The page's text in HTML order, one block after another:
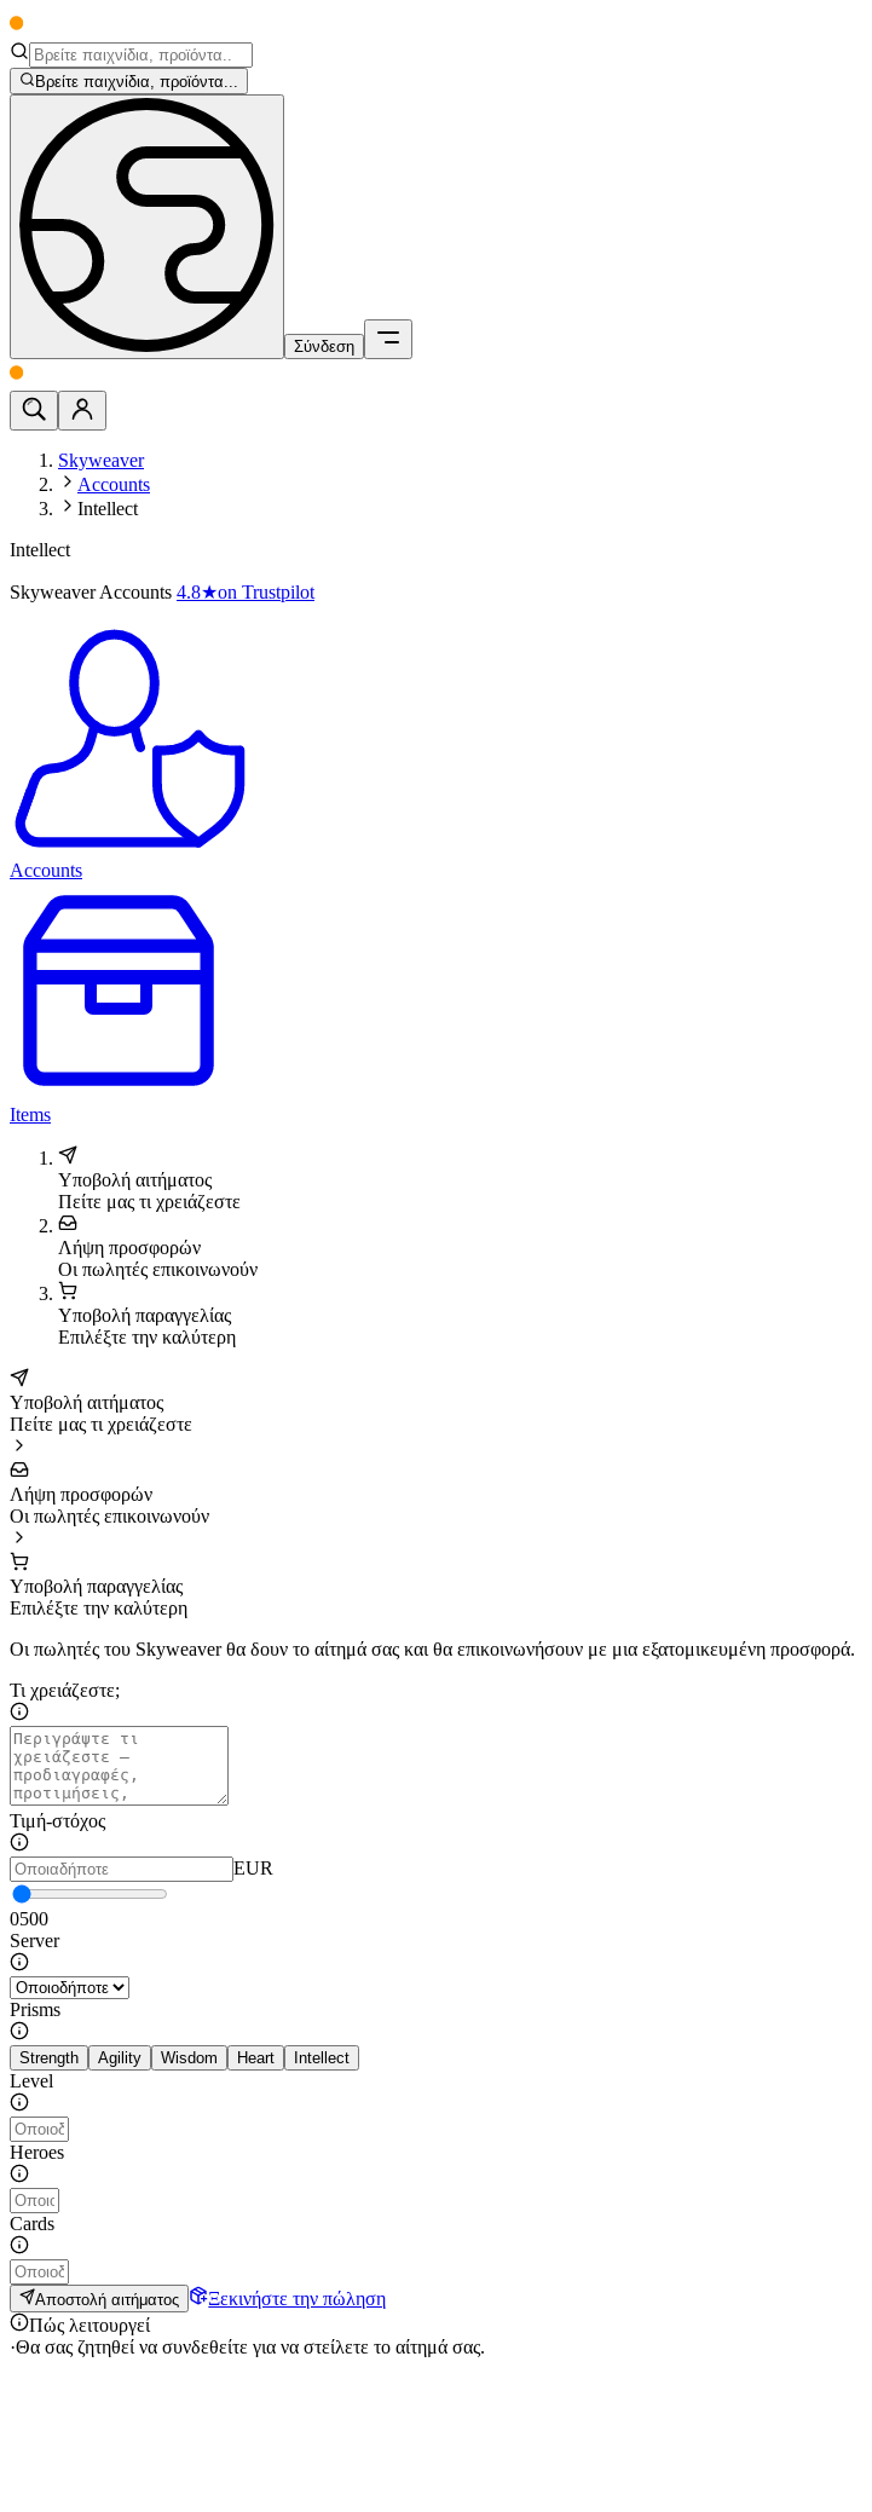
Βρείτε παιχνίδια, προϊόντα...
Σύνδεση
Skyweaver
Accounts
Intellect
Intellect
Skyweaver Accounts 4.8★on Trustpilot
Accounts
Items
Υποβολή αιτήματος
Πείτε μας τι χρειάζεστε
Λήψη προσφορών
Οι πωλητές επικοινωνούν
Υποβολή παραγγελίας
Επιλέξτε την καλύτερη
Υποβολή αιτήματος
Πείτε μας τι χρειάζεστε
Λήψη προσφορών
Οι πωλητές επικοινωνούν
Υποβολή παραγγελίας
Επιλέξτε την καλύτερη
Οι πωλητές του Skyweaver θα δουν το αίτημά σας και θα επικοινωνήσουν με μια εξατομικευμένη προσφορά.
Τι χρειάζεστε;
Τιμή-στόχος
EUR
0500
Server
Prisms
Strength Agility Wisdom Heart Intellect
Level
Heroes
Cards
Αποστολή αιτήματος
Ξεκινήστε την πώληση
Πώς λειτουργεί
·Θα σας ζητηθεί να συνδεθείτε για να στείλετε το αίτημά σας.